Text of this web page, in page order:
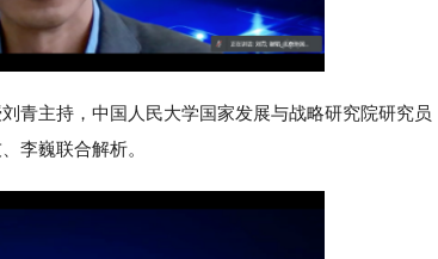
青主持，中国人民大学国家发展与战略研究院研究员
李巍联合解析。